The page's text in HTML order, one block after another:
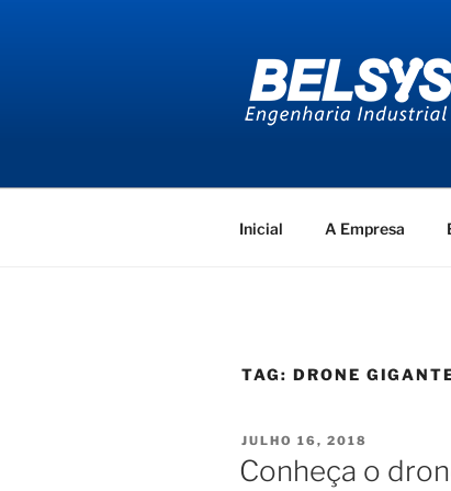
Inicial A Empresa
TAG: DRONE
PUBLICADO
EM
JULHO 16, 2018
Conheça o